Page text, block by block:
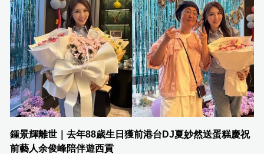
鍾景輝離世｜去年88歲生日獲前港台DJ夏妙然送蛋糕慶祝
前藝人余俊峰陪伴遊西貢